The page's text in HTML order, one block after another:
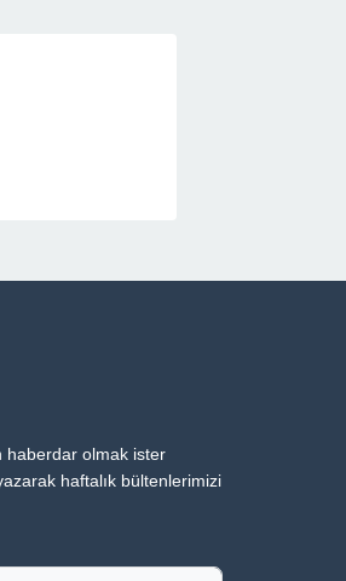
haberdar olmak ister
haftalık bültenlerimizi